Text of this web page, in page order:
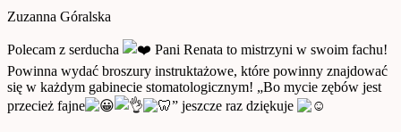
Zuzanna Góralska
Polecam z serducha
Pani Renata to mistrzyni w swoim fachu!
Powinna wydać broszury instruktażowe, które powinny znajdować
się w każdym gabinecie stomatologicznym! „Bo mycie zębów jest
przecież fajne
” jeszcze raz dziękuje